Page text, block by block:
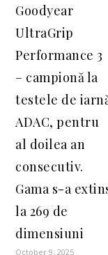
Goodyear
UltraGrip
Performance 3
– campionă la
testele de
ADAC, pentru
al doilea an
consecutiv.
Gama s-a
la 269 de
dimensiuni
October 9, 2025